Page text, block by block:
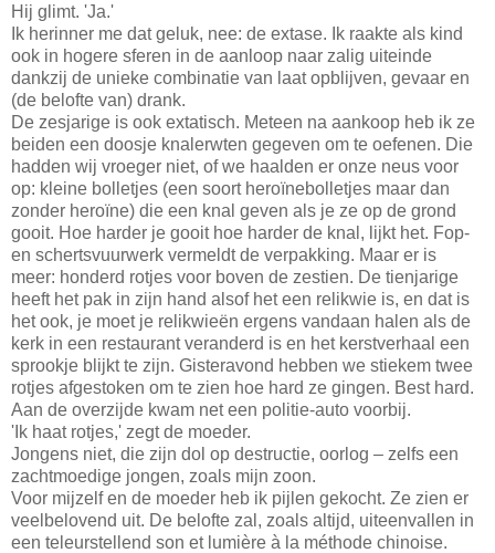
Hij glimt. 'Ja.'
Ik herinner me dat geluk, nee: de extase. Ik raakte als kind
ook in hogere sferen in de aanloop naar zalig uiteinde
dankzij de unieke combinatie van laat opblijven, gevaar en
(de belofte van) drank.
De zesjarige is ook extatisch. Meteen na aankoop heb ik ze
beiden een doosje knalerwten gegeven om te oefenen. Die
hadden wij vroeger niet, of we haalden er onze neus voor
op: kleine bolletjes (een soort heroïnebolletjes maar dan
zonder heroïne) die een knal geven als je ze op de grond
gooit. Hoe harder je gooit hoe harder de knal, lijkt het. Fop-
en schertsvuurwerk vermeldt de verpakking. Maar er is
meer: honderd rotjes voor boven de zestien. De tienjarige
heeft het pak in zijn hand alsof het een relikwie is, en dat is
het ook, je moet je relikwieën ergens vandaan halen als de
kerk in een restaurant veranderd is en het kerstverhaal een
sprookje blijkt te zijn. Gisteravond hebben we stiekem twee
rotjes afgestoken om te zien hoe hard ze gingen. Best hard.
Aan de overzijde kwam net een politie-auto voorbij.
'Ik haat rotjes,' zegt de moeder.
Jongens niet, die zijn dol op destructie, oorlog – zelfs een
zachtmoedige jongen, zoals mijn zoon.
Voor mijzelf en de moeder heb ik pijlen gekocht. Ze zien er
veelbelovend uit. De belofte zal, zoals altijd, uiteenvallen in
een teleurstellend son et lumière à la méthode chinoise.